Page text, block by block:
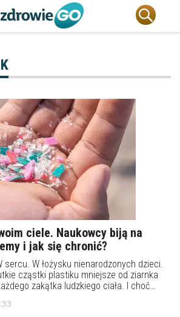
ciele. Naukowcy biją na
i jak się chronić?
sercu. W łożysku nienarodzonych dzieci.
cząstki plastiku mniejsze od ziarnka
zakątka ludzkiego ciała. I choć
skutki tej inwazji, to co już wiadomo - jest